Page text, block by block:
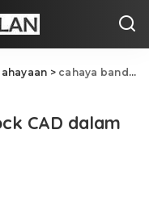
> cahaya bandar DWG Block CAD dalam Autocad , muat turun
CAD dalam